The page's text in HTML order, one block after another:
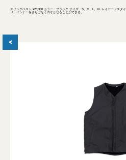
スリングベスト ¥25,300 カラー：ブラック サイズ：S、M、L、XL レイヤードスタ
り、インナーをさりげなくのぞかせることができる。
<